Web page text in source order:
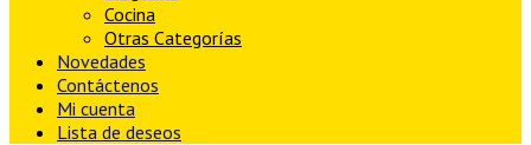
Cocina
Otras Categorías
Novedades
Contáctenos
Mi cuenta
Lista de deseos